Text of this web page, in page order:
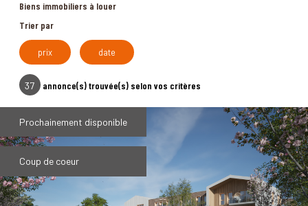
Biens immobiliers à louer
Trier par
prix date
37 annonce(s) trouvée(s) selon vos critères
Prochainement disponible
Coup de coeur